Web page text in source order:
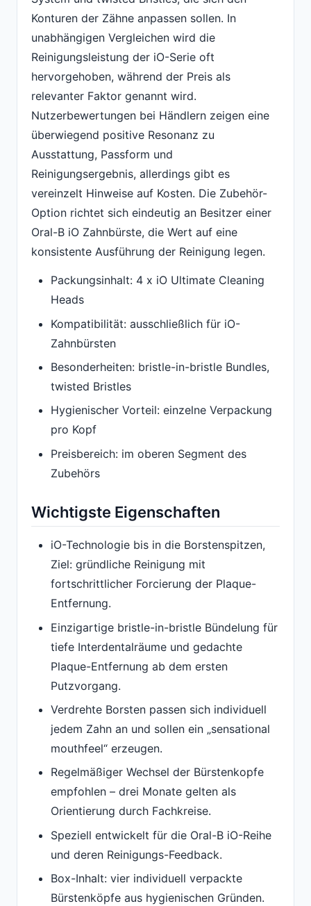
Konturen der Zähne anpassen sollen. In
unabhängigen Vergleichen wird die
Reinigungsleistung der iO-Serie oft
hervorgehoben, während der Preis als
relevanter Faktor genannt wird.
Nutzerbewertungen bei Händlern zeigen eine
überwiegend positive Resonanz zu
Ausstattung, Passform und
Reinigungsergebnis, allerdings gibt es
vereinzelt Hinweise auf Kosten. Die Zubehör-
Option richtet sich eindeutig an Besitzer einer
Oral-B iO Zahnbürste, die Wert auf eine
konsistente Ausführung der Reinigung legen.
Packungsinhalt: 4 x iO Ultimate Cleaning
Heads
Kompatibilität: ausschließlich für iO-
Zahnbürsten
Besonderheiten: bristle-in-bristle Bundles,
twisted Bristles
Hygienischer Vorteil: einzelne Verpackung
pro Kopf
Preisbereich: im oberen Segment des
Zubehörs
Wichtigste Eigenschaften
iO-Technologie bis in die Borstenspitzen,
Ziel: gründliche Reinigung mit
fortschrittlicher Forcierung der Plaque-
Entfernung.
Einzigartige bristle-in-bristle Bündelung für
tiefe Interdentalräume und gedachte
Plaque-Entfernung ab dem ersten
Putzvorgang.
Verdrehte Borsten passen sich individuell
jedem Zahn an und sollen ein „sensational
mouthfeel“ erzeugen.
Regelmäßiger Wechsel der Bürstenkopfe
empfohlen – drei Monate gelten als
Orientierung durch Fachkreise.
Speziell entwickelt für die Oral-B iO-Reihe
und deren Reinigungs-Feedback.
Box-Inhalt: vier individuell verpackte
Bürstenköpfe aus hygienischen Gründen.